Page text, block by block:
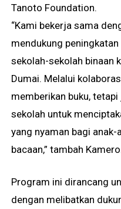
Tanoto Foundation.
“Kami bekerja sama
mendukung
sekolah-sekolah binaan
Dumai. Melalui
memberikan buku,
sekolah untuk
yang nyaman bagi
bacaan,” tambah
Program ini dirancang
dengan melibatkan